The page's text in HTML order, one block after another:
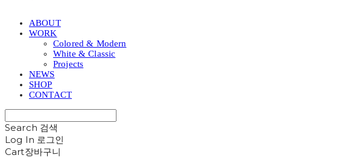
ABOUT
WORK
Colored & Modern
White & Classic
Projects
NEWS
SHOP
CONTACT
Search 검색
Log In 로그인
Cart장바구니